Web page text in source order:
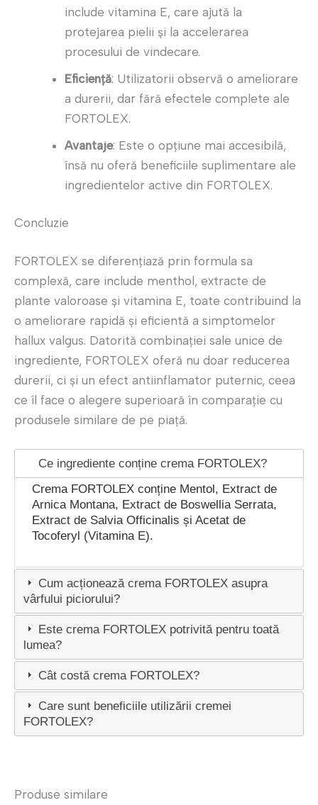
include vitamina E, care ajută la
protejarea pielii și la accelerarea
procesului de vindecare.
Eficiență: Utilizatorii observă o ameliorare
a durerii, dar fără efectele complete ale
FORTOLEX.
Avantaje: Este o opțiune mai accesibilă,
însă nu oferă beneficiile suplimentare ale
ingredientelor active din FORTOLEX.
Concluzie
FORTOLEX se diferențiază prin formula sa
complexă, care include menthol, extracte de
plante valoroase și vitamina E, toate contribuind la
o ameliorare rapidă și eficientă a simptomelor
hallux valgus. Datorită combinației sale unice de
ingrediente, FORTOLEX oferă nu doar reducerea
durerii, ci și un efect antiinflamator puternic, ceea
ce îl face o alegere superioară în comparație cu
produsele similare de pe piață.
Ce ingrediente conține crema FORTOLEX?
Crema FORTOLEX conține Mentol, Extract de
Arnica Montana, Extract de Boswellia Serrata,
Extract de Salvia Officinalis și Acetat de
Tocoferyl (Vitamina E).
Cum acționează crema FORTOLEX asupra
vârfului piciorului?
Este crema FORTOLEX potrivită pentru toată
lumea?
Cât costă crema FORTOLEX?
Care sunt beneficiile utilizării cremei
FORTOLEX?
Produse similare